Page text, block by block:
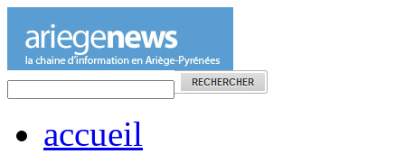
accueil